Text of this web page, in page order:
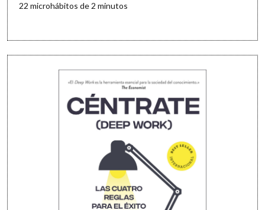
22 microhábitos de 2 minutos